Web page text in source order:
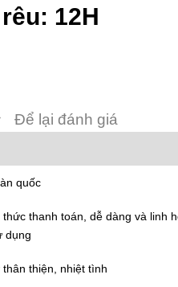
12H
Để lại đánh giá
quốc
thanh toán, dễ dàng và linh
dụng
thiện, nhiệt tình